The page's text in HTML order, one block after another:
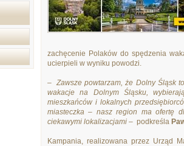
zachęcenie Polaków do spędzenia
ucierpieli w wyniku powodzi.
– Zawsze powtarzam, że Dolny Śląsk
wakacje na Dolnym Śląsku,
mieszkańców i lokalnych
miasteczka – nasz region ma ofertę
ciekawymi lokalizacjami – podkreśla
Kampania, realizowana przez Urząd